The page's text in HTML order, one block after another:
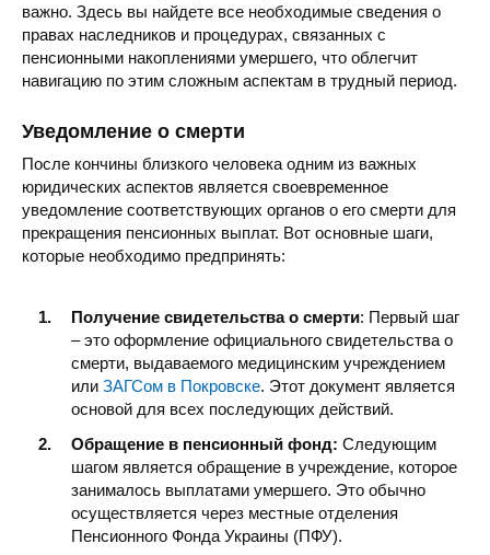
важно. Здесь вы найдете все необходимые сведения о
правах наследников и процедурах, связанных с
пенсионными накоплениями умершего, что облегчит
навигацию по этим сложным аспектам в трудный период.
Уведомление о смерти
После кончины близкого человека одним из важных
юридических аспектов является своевременное
уведомление соответствующих органов о его смерти для
прекращения пенсионных выплат. Вот основные шаги,
которые необходимо предпринять:
Получение свидетельства о смерти: Первый шаг
– это оформление официального свидетельства о
смерти, выдаваемого медицинским учреждением
или ЗАГСом в Покровске. Этот документ является
основой для всех последующих действий.
Обращение в пенсионный фонд: Следующим
шагом является обращение в учреждение, которое
занималось выплатами умершего. Это обычно
осуществляется через местные отделения
Пенсионного Фонда Украины (ПФУ).